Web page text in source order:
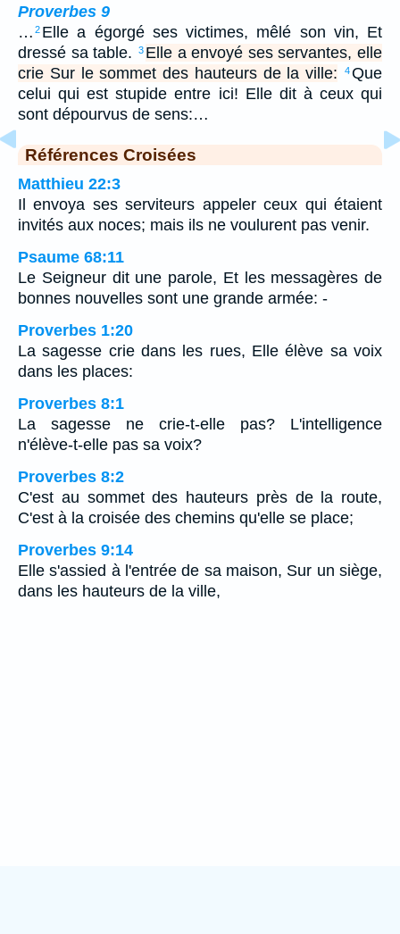
Proverbes 9
… 2 Elle a égorgé ses victimes, mêlé son vin, Et
dressé sa table.
3 Elle a envoyé ses servantes, elle
crie Sur le sommet des hauteurs de la ville:
4Que
celui qui est stupide entre ici! Elle dit à ceux qui
sont dépourvus de sens:…
Références Croisées
Matthieu 22:3
Il envoya ses serviteurs appeler ceux qui étaient
invités aux noces; mais ils ne voulurent pas venir.
Psaume 68:11
Le Seigneur dit une parole, Et les messagères de
bonnes nouvelles sont une grande armée: -
Proverbes 1:20
La sagesse crie dans les rues, Elle élève sa voix
dans les places:
Proverbes 8:1
La sagesse ne crie-t-elle pas? L'intelligence
n'élève-t-elle pas sa voix?
Proverbes 8:2
C'est au sommet des hauteurs près de la route,
C'est à la croisée des chemins qu'elle se place;
Proverbes 9:14
Elle s'assied à l'entrée de sa maison, Sur un siège,
dans les hauteurs de la ville,